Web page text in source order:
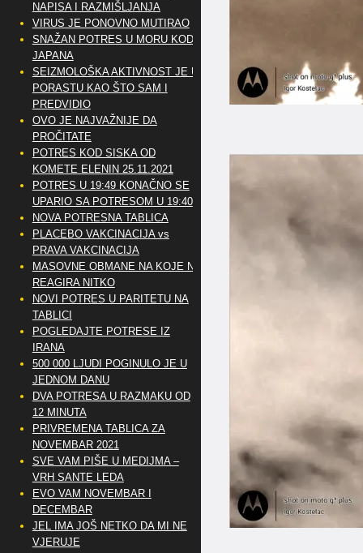
NAPISA I RAZMIŠLJANJA
VIRUS JE PONOVNO MUTIRAO
SNAŽAN POTRES U MORU KOD
JAPANA
SEIZMOLOŠKA AKTIVNOST JE U
PORASTU KAO ŠTO SAM I
PREDVIDIO
OVO JE NAJVAŽNIJE DA
PROČITATE
POTRES KOD SISKA OD
KOMETE ELENIN 25.11.2021
POTRES U 19:49 KONAČNO SE
UPARIO SA POTRESOM U 19:40
NOVA POTRESNA TABLICA
PLACEBO VAKCINACIJA vs
PRAVA VAKCINACIJA
MASOVNE OBMANE NA KOJE NE
REAGIRA NITKO
NOVI POTRES U PARITETU NA
TABLICI
POGLEDAJTE POTRESE IZ
IRANA
500 000 LJUDI POGINULO JE U
JEDNOM DANU
DVA POTRESA U RAZMAKU OD
12 MINUTA
PRIVREMENA TABLICA ZA
NOVEMBAR 2021
SVE VAM PIŠE U MEDIJMA –
VRH SANTE LEDA
EVO VAM NOVEMBAR I
DECEMBAR
JEL IMA JOŠ NETKO DA MI NE
VJERUJE